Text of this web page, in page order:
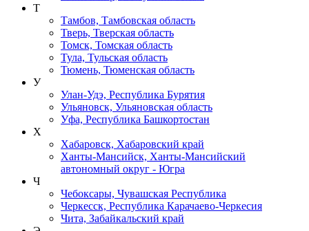
Т
Тамбов, Тамбовская область
Тверь, Тверская область
Томск, Томская область
Тула, Тульская область
Тюмень, Тюменская область
У
Улан-Удэ, Республика Бурятия
Ульяновск, Ульяновская область
Уфа, Республика Башкортостан
Х
Хабаровск, Хабаровский край
Ханты-Мансийск, Ханты-Мансийский
автономный округ - Югра
Ч
Чебоксары, Чувашская Республика
Черкесск, Республика Карачаево-Черкесия
Чита, Забайкальский край